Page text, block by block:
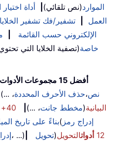
الموارد(نص تلقائي) أداة اختيار
العمل
تشفير/فك تشفير الخلايا
الإلكتروني حسب القائمة
خاصة(تصفية الخلايا التي
أفضل 15 مجموعات الأدوات
نص،حذف الأحرف المحددة، ...)
البيانية(مخطط جانت، ...) 40+ صيغ
بناءً على تاريخ( إدراج رمز
، ...) 12 أدواتالتحويل(تحويل